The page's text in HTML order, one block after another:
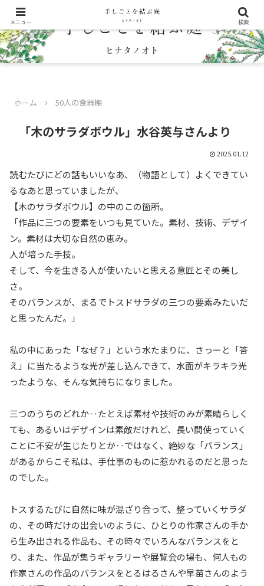
ホーム 50人の食器棚
「木のサラダボウル」水谷英与さんより
2025.01.12
読むたびにどの話もいいなあ、（物語として）よくできてい
るなあと思っていましたが、
【木のサラダボウル】の中のこの箇所。
「作品に三つの要素をいつも見ていた。素材、技術、デザイ
ン。素材は大切な自然の恵み。
人が培った手技。
そして、今を生きる人が使いたいと思える意匠とその美し
さ。
そのバランスが、まるでトスドサラダの三つの要素みたいだ
と思ったんだ。」
私の中にあった「なぜ？」という水たまりに、さっーと「答
え」に当たるような光が差し込んできて、水面がキラキラ光
ったような、そんな気持ちになりました。
三つのうちのどれか‥たとえば素材や技術のみが素晴らしく
ても、あるいはデザインは素敵だけれど、長い間使っていく
ことに不安が生じたりとか‥ではなく、絶妙な「バランス」
があるからこそ私は、手仕事のものに惹かれるのだと思った
のでした。
トスするたびに自然に味が混ざり合って、整っていくサラダ
の、その時だけの出会いのように、ひとりの作家さんの手か
ら生み出される作品も、その時々でいろんなバランスをと
り、また、作品が集うギャラリーや展覧会の場も、何人もの
作家さんの作品のバランスをとるはるさんや早苗さんのよう
メニュー 検索